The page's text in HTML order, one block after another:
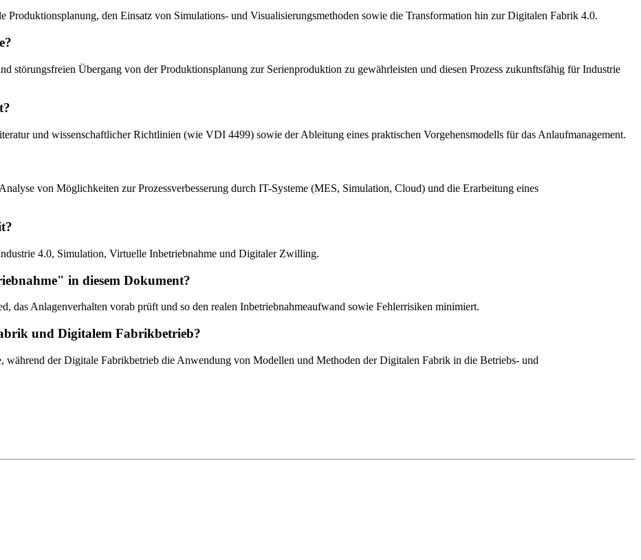
Produktionsplanung, den Einsatz von Simulations- und Visualisierungsmethoden sowie die Transformation hin zur Digitalen Fabrik 4.0.
störungsfreien Übergang von der Produktionsplanung zur Serienproduktion zu gewährleisten und diesen Prozess zukunftsfähig für Industrie
und wissenschaftlicher Richtlinien (wie VDI 4499) sowie der Ableitung eines praktischen Vorgehensmodells für das Anlaufmanagement.
von Möglichkeiten zur Prozessverbesserung durch IT-Systeme (MES, Simulation, Cloud) und die Erarbeitung eines
4.0, Simulation, Virtuelle Inbetriebnahme und Digitaler Zwilling.
in diesem Dokument?
das Anlagenverhalten vorab prüft und so den realen Inbetriebnahmeaufwand sowie Fehlerrisiken minimiert.
und Digitalem Fabrikbetrieb?
während der Digitale Fabrikbetrieb die Anwendung von Modellen und Methoden der Digitalen Fabrik in die Betriebs- und